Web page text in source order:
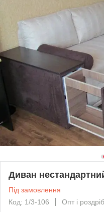
Диван
Під замовлення
Код: 1/3-106
Опт і роздріб